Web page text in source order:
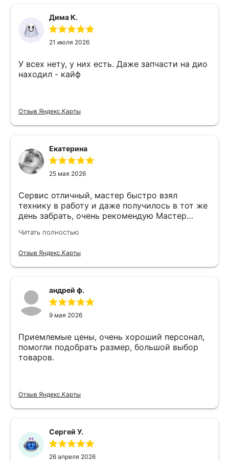
Дима К.
21 июля 2026
У всех нету, у них есть. Даже запчасти на дио
находил - кайф
Отзыв Яндекс.Карты
Екатерина
25 мая 2026
Сервис отличный, мастер быстро взял
технику в работу и даже получилось в тот же
день забрать, очень рекомендую Мастер
Читать полностью
Отзыв Яндекс.Карты
андрей ф.
9 мая 2026
Приемлемые цены, очень хороший персонал,
помогли подобрать размер, большой выбор
товаров.
Отзыв Яндекс.Карты
Сергей У.
26 апреля 2026